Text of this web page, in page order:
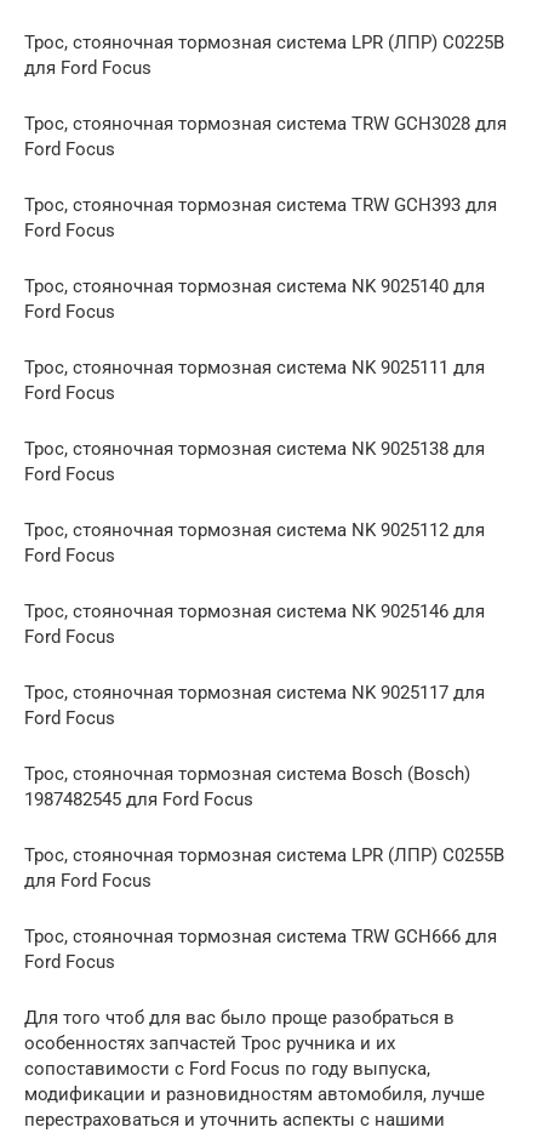
Трос, стояночная тормозная система LPR (ЛПР) C0225B
для Ford Focus
Трос, стояночная тормозная система TRW GCH3028 для
Ford Focus
Трос, стояночная тормозная система TRW GCH393 для
Ford Focus
Трос, стояночная тормозная система NK 9025140 для
Ford Focus
Трос, стояночная тормозная система NK 9025111 для
Ford Focus
Трос, стояночная тормозная система NK 9025138 для
Ford Focus
Трос, стояночная тормозная система NK 9025112 для
Ford Focus
Трос, стояночная тормозная система NK 9025146 для
Ford Focus
Трос, стояночная тормозная система NK 9025117 для
Ford Focus
Трос, стояночная тормозная система Bosch (Bosch)
1987482545 для Ford Focus
Трос, стояночная тормозная система LPR (ЛПР) C0255B
для Ford Focus
Трос, стояночная тормозная система TRW GCH666 для
Ford Focus
Для того чтоб для вас было проще разобраться в
особенностях запчастей Трос ручника и их
сопоставимости с Ford Focus по году выпуска,
модификации и разновидностям автомобиля, лучше
перестраховаться и уточнить аспекты с нашими